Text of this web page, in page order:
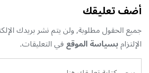
أضف تعليقك
جميع الحقول مطلوبة, ولن يتم نشر بريدك
الإلتزامبسياسة الموقعفي التعليقات.